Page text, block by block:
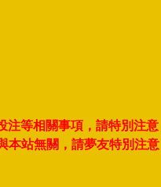
等相關事項，請特別注意
站無關，請夢友特別注意